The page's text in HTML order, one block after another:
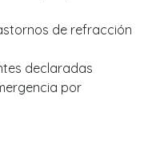
de refracción
declaradas
por